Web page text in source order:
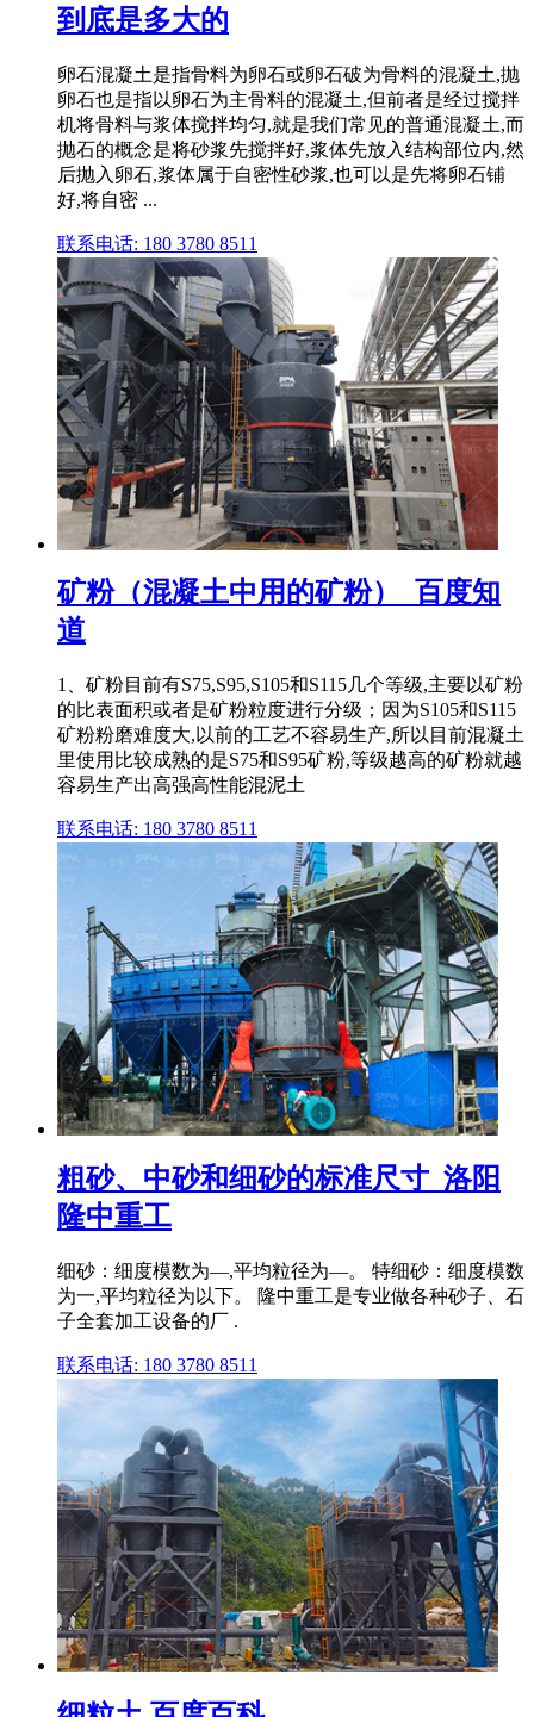
到底是多大的
卵石混凝土是指骨料为卵石或卵石破为骨料的混凝土,抛
卵石也是指以卵石为主骨料的混凝土,但前者是经过搅拌
机将骨料与浆体搅拌均匀,就是我们常见的普通混凝土,而
抛石的概念是将砂浆先搅拌好,浆体先放入结构部位内,然
后抛入卵石,浆体属于自密性砂浆,也可以是先将卵石铺
好,将自密 ...
联系电话: 180 3780 8511
矿粉（混凝土中用的矿粉）_百度知
道
1、矿粉目前有S75,S95,S105和S115几个等级,主要以矿粉
的比表面积或者是矿粉粒度进行分级；因为S105和S115
矿粉粉磨难度大,以前的工艺不容易生产,所以目前混凝土
里使用比较成熟的是S75和S95矿粉,等级越高的矿粉就越
容易生产出高强高性能混泥土
联系电话: 180 3780 8511
粗砂、中砂和细砂的标准尺寸_洛阳
隆中重工
细砂：细度模数为—,平均粒径为—。 特细砂：细度模数
为一,平均粒径为以下。 隆中重工是专业做各种砂子、石
子全套加工设备的厂 .
联系电话: 180 3780 8511